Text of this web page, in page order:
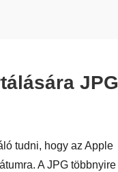
JPG
tudni, hogy az Apple
A JPG többnyire